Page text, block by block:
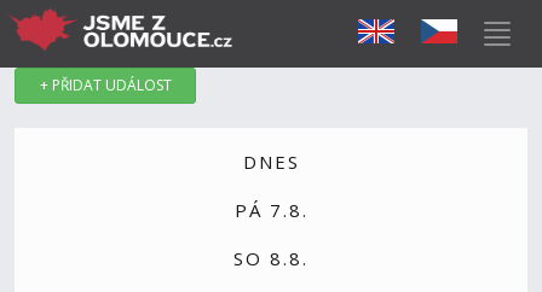
+ PŘIDAT UDÁLOST
DNES
PÁ 7.8.
SO 8.8.